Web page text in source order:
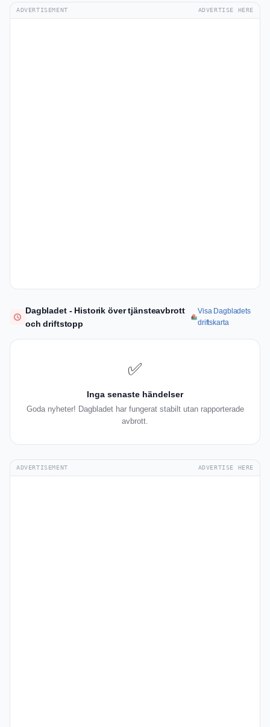
ADVERTISEMENT ADVERTISE HERE
Dagbladet - Historik över tjänsteavbrott
och driftstopp
Visa Dagbladets
driftskarta
✅
Inga senaste händelser
Goda nyheter! Dagbladet har fungerat stabilt utan rapporterade
avbrott.
ADVERTISEMENT ADVERTISE HERE